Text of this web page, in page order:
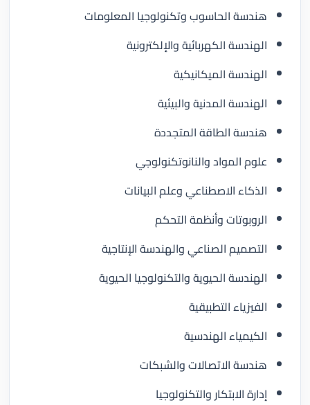
هندسة الحاسوب وتكنولوجيا المعلومات
الهندسة الكهربائية والإلكترونية
الهندسة الميكانيكية
الهندسة المدنية والبيئية
هندسة الطاقة المتجددة
علوم المواد والنانوتكنولوجي
الذكاء الاصطناعي وعلم البيانات
الروبوتات وأنظمة التحكم
التصميم الصناعي والهندسة الإنتاجية
الهندسة الحيوية والتكنولوجيا الحيوية
الفيزياء التطبيقية
الكيمياء الهندسية
هندسة الاتصالات والشبكات
إدارة الابتكار والتكنولوجيا